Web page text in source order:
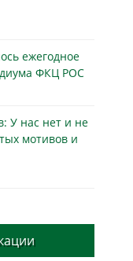
ежегодное
ФКЦ РОС
У нас нет и не
мотивов и